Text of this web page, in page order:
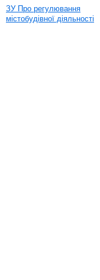
ЗУ Про регулювання
містобудівної діяльності